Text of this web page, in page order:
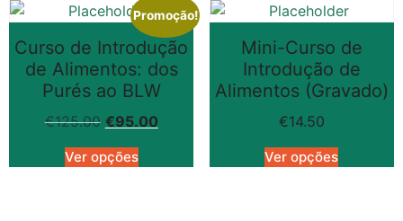
Promoção!
Curso de Introdução
de Alimentos: dos
Purés ao BLW
€125.00 €95.00
Ver opções
Mini-Curso de
Introdução de
Alimentos (Gravado)
€14.50
Ver opções